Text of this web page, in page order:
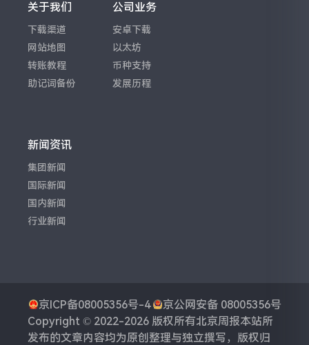
关于我们
下载渠道
网站地图
转账教程
助记词备份
公司业务
安卓下载
以太坊
币种支持
发展历程
新闻资讯
集团新闻
国际新闻
国内新闻
行业新闻
京ICP备08005356号-4
京公网安备 08005356号
Copyright © 2022-2026 版权所有北京周报本站所
发布的文章内容均为原创整理与独立撰写，版权归